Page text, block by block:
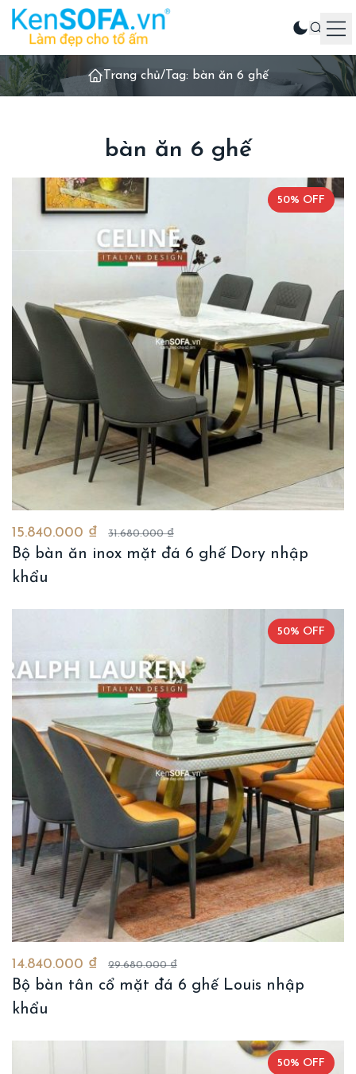
Sản phẩm
Phòng khách
Phòng ngủ
Sản phẩm khác
Trang chủ/ Tag: bàn ăn 6 ghế
bàn ăn 6 ghế
50% OFF
15.840.000 ₫ 31.680.000 ₫
Bộ bàn ăn inox mặt đá 6 ghế Dory nhập
khẩu
50% OFF
14.840.000 ₫ 29.680.000 ₫
Bộ bàn tân cổ mặt đá 6 ghế Louis nhập
khẩu
50% OFF